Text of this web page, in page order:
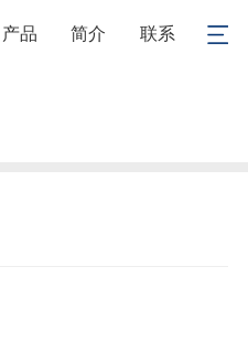
产品 简介 联系 1